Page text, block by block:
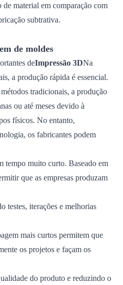
material em comparação com
subtrativa.
de moldes
deImpressão 3DNa
a produção rápida é essencial.
tradicionais, a produção
ou até meses devido à
físicos. No entanto,
os fabricantes podem
tempo muito curto. Baseado em
que as empresas produzam
testes, iterações e melhorias
mais curtos permitem que
os projetos e façam os
do produto e reduzindo o